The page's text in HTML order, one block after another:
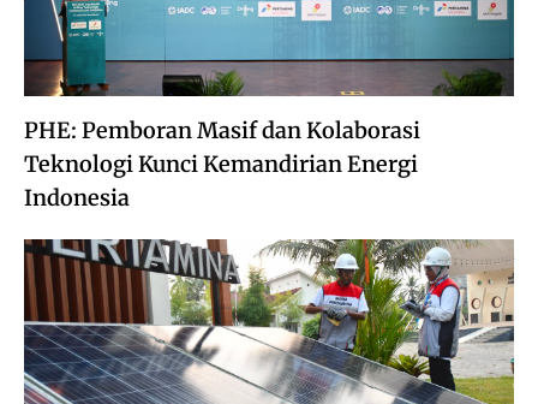
PHE: Pemboran Masif dan Kolaborasi
Teknologi Kunci Kemandirian Energi
Indonesia